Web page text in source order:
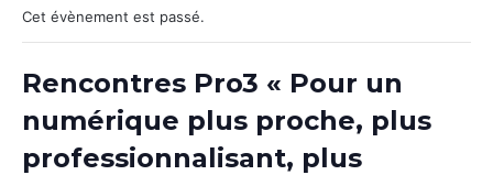
Cet évènement est passé.
Rencontres Pro3 « Pour un
numérique plus proche, plus
professionnalisant, plus